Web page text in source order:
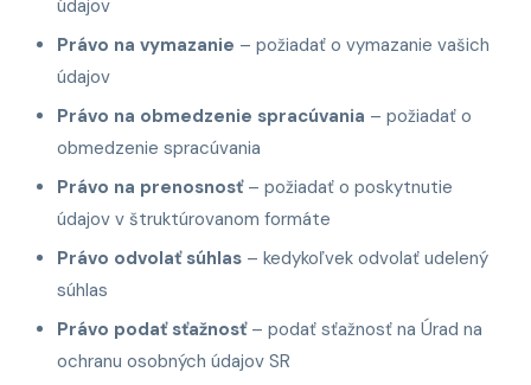
údajov
Právo na vymazanie – požiadať o vymazanie vašich
údajov
Právo na obmedzenie spracúvania – požiadať o
obmedzenie spracúvania
Právo na prenosnosť– požiadať o poskytnutie
údajov v štruktúrovanom formáte
Právo odvolať súhlas – kedykoľvek odvolať udelený
súhlas
Právo podať sťažnosť– podať sťažnosť na Úrad na
ochranu osobných údajov SR